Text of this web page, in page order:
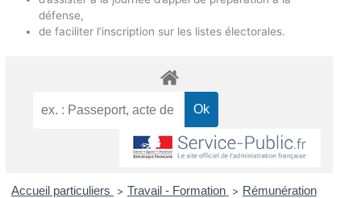
défense,
de faciliter l’inscription sur les listes électorales.
Accueil particuliers > Travail - Formation > Rémunération